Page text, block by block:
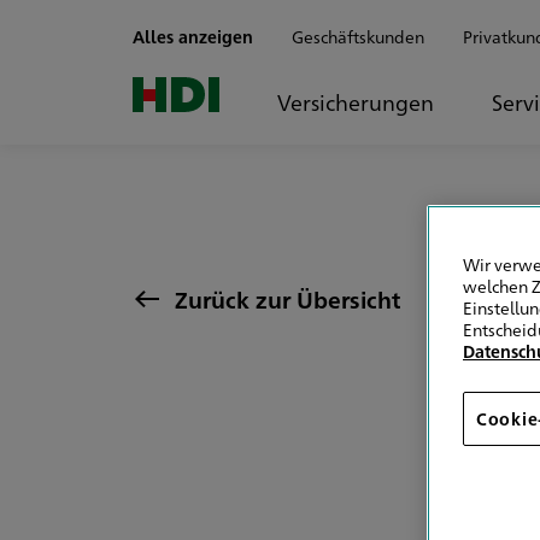
Alles anzeigen Geschäftskunden
Versicherungen
Zurück zur Übersicht
Wir
welchen